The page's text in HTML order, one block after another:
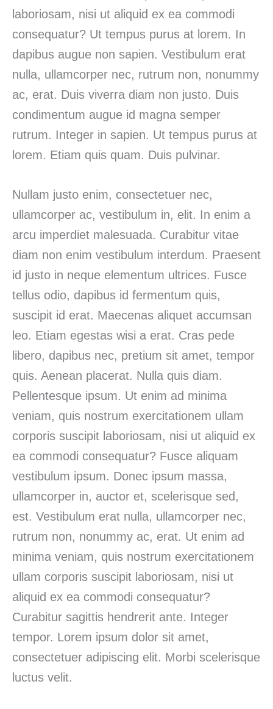
laboriosam, nisi ut aliquid ex ea commodi
consequatur? Ut tempus purus at lorem. In
dapibus augue non sapien. Vestibulum erat
nulla, ullamcorper nec, rutrum non, nonummy
ac, erat. Duis viverra diam non justo. Duis
condimentum augue id magna semper
rutrum. Integer in sapien. Ut tempus purus at
lorem. Etiam quis quam. Duis pulvinar.
Nullam justo enim, consectetuer nec,
ullamcorper ac, vestibulum in, elit. In enim a
arcu imperdiet malesuada. Curabitur vitae
diam non enim vestibulum interdum. Praesent
id justo in neque elementum ultrices. Fusce
tellus odio, dapibus id fermentum quis,
suscipit id erat. Maecenas aliquet accumsan
leo. Etiam egestas wisi a erat. Cras pede
libero, dapibus nec, pretium sit amet, tempor
quis. Aenean placerat. Nulla quis diam.
Pellentesque ipsum. Ut enim ad minima
veniam, quis nostrum exercitationem ullam
corporis suscipit laboriosam, nisi ut aliquid ex
ea commodi consequatur? Fusce aliquam
vestibulum ipsum. Donec ipsum massa,
ullamcorper in, auctor et, scelerisque sed,
est. Vestibulum erat nulla, ullamcorper nec,
rutrum non, nonummy ac, erat. Ut enim ad
minima veniam, quis nostrum exercitationem
ullam corporis suscipit laboriosam, nisi ut
aliquid ex ea commodi consequatur?
Curabitur sagittis hendrerit ante. Integer
tempor. Lorem ipsum dolor sit amet,
consectetuer adipiscing elit. Morbi scelerisque
luctus velit.